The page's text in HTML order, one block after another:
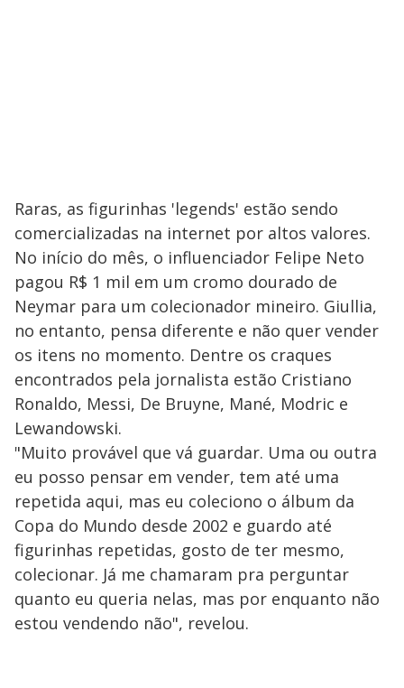
Raras, as figurinhas 'legends' estão sendo
comercializadas na internet por altos valores.
No início do mês, o influenciador Felipe Neto
pagou R$ 1 mil em um cromo dourado de
Neymar para um colecionador mineiro. Giullia,
no entanto, pensa diferente e não quer vender
os itens no momento. Dentre os craques
encontrados pela jornalista estão Cristiano
Ronaldo, Messi, De Bruyne, Mané, Modric e
Lewandowski.
"Muito provável que vá guardar. Uma ou outra
eu posso pensar em vender, tem até uma
repetida aqui, mas eu coleciono o álbum da
Copa do Mundo desde 2002 e guardo até
figurinhas repetidas, gosto de ter mesmo,
colecionar. Já me chamaram pra perguntar
quanto eu queria nelas, mas por enquanto não
estou vendendo não", revelou.